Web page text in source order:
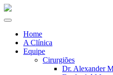
Home
A Clínica
Equipe
Cirurgiões
Dr. Alexander